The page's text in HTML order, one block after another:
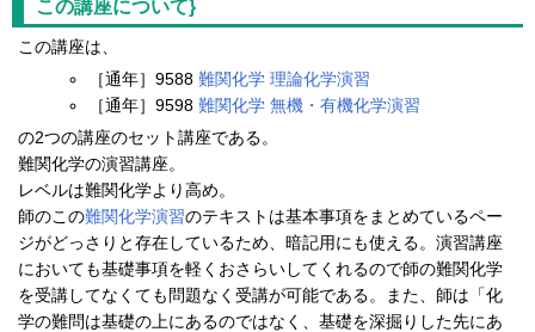
この講座について}
この講座は、
［通年］9588 難関化学 理論化学演習
［通年］9598 難関化学 無機・有機化学演習
の2つの講座のセット講座である。
難関化学の演習講座。
レベルは難関化学より高め。
師のこの難関化学演習のテキストは基本事項をまとめているペー
ジがどっさりと存在しているため、暗記用にも使える。演習講座
においても基礎事項を軽くおさらいしてくれるので師の難関化学
を受講してなくても問題なく受講が可能である。また、師は「化
学の難問は基礎の上にあるのではなく、基礎を深掘りした先にあ